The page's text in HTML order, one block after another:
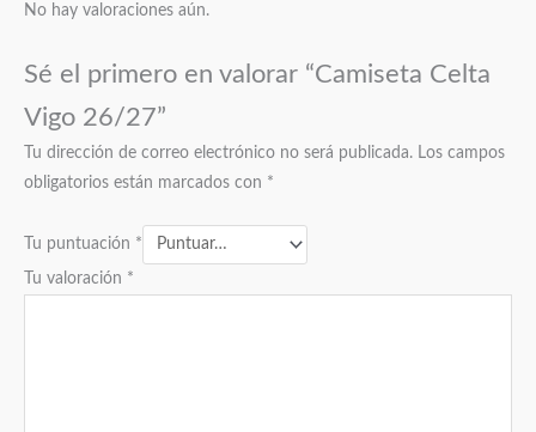
No hay valoraciones aún.
Sé el primero en valorar “Camiseta Celta
Vigo 26/27”
Tu dirección de correo electrónico no será publicada. Los campos
obligatorios están marcados con *
Tu puntuación *
Tu valoración *